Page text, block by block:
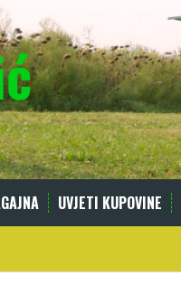
UVJETI KUPOVINE